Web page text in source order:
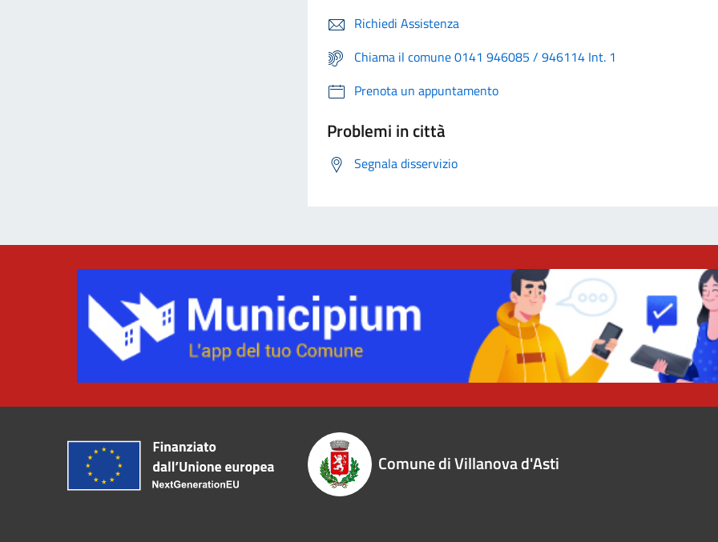
Richiedi Assistenza
Chiama il comune 0141 946085 / 946114 Int. 1
Prenota un appuntamento
Problemi in città
Segnala disservizio
Comune di Villanova d'Asti